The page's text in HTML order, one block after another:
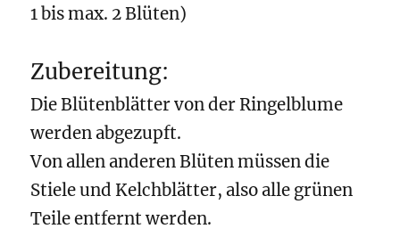
1 bis max. 2 Blüten)
Zubereitung:
Die Blütenblätter von der Ringelblume
werden abgezupft.
Von allen anderen Blüten müssen die
Stiele und Kelchblätter, also alle grünen
Teile entfernt werden.